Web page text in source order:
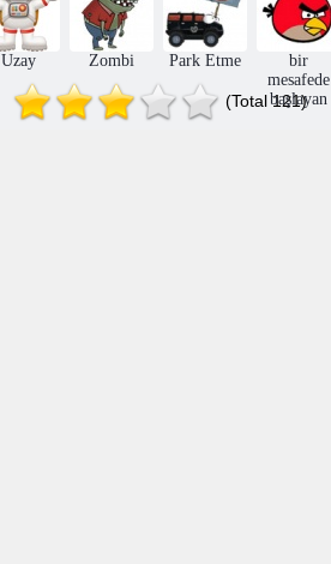
Maymun Mutlu
Etme Sahnesi
1052
Maymun Mutlu
Etme Sahnesi
Uzay Zombi Park Etme
bir
mesafede
başlayan
(Total 121)